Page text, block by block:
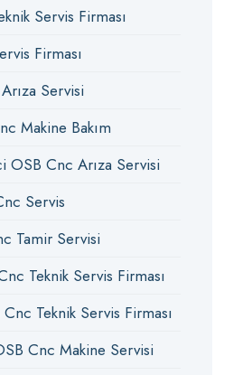
Servis Firması
Firması
Servisi
Makine Bakım
OSB Cnc Arıza Servisi
Servis
Tamir Servisi
Teknik Servis Firması
Teknik Servis Firması
Cnc Makine Servisi